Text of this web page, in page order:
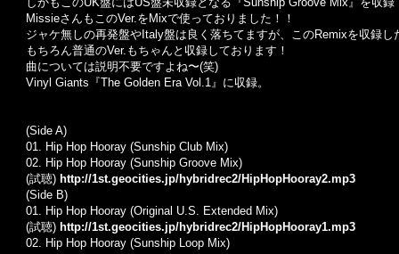
MissieさんもこのVer.をMixで使っておりました！！
ジャケ無しの再発盤やItaly盤は良く落ちてますが、このRemixを収録
もちろん普通のVer.もちゃんと収録しております！
曲については説明不要ですよね〜(笑)
Vinyl Giants『The Golden Era Vol.1』に収録。
(Side A)
01. Hip Hop Hooray (Sunship Club Mix)
02. Hip Hop Hooray (Sunship Groove Mix)
(試聴) http://1st.geocities.jp/hybridrec2/HipHopHooray2.mp3
(Side B)
01. Hip Hop Hooray (Original U.S. Extended Mix)
(試聴) http://1st.geocities.jp/hybridrec2/HipHopHooray1.mp3
02. Hip Hop Hooray (Sunship Loop Mix)